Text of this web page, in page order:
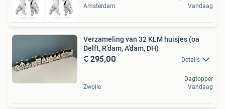
Amsterdam
Vandaag
Verzameling van 32 KLM huisjes (oa
Delft, R’dam, A’dam, DH)
€ 295,00 Details
Zwolle
Dagtopper
Vandaag